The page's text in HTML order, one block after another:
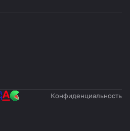
Конфиденциальность